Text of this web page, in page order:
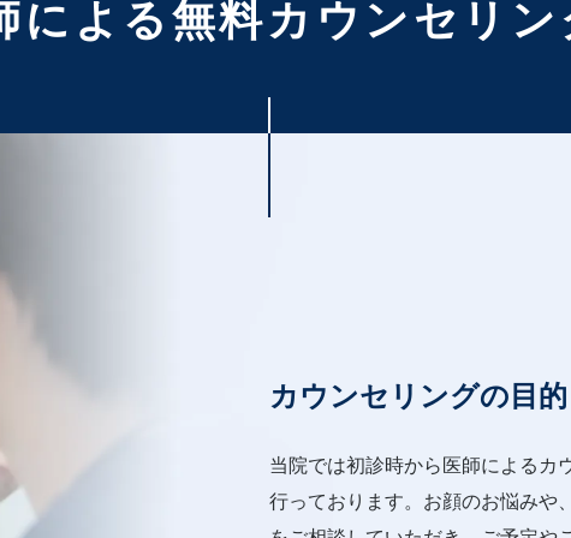
による無料カウンセリン
カウンセリングの目的
当院では初診時から医師によるカ
行っております。お顔のお悩みや